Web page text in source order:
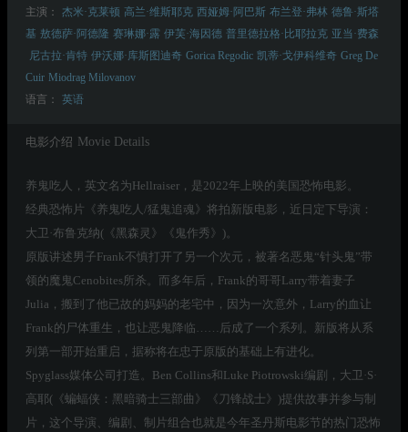
主演：
杰米·克莱顿 高兰·维斯耶克 西娅姆·阿巴斯 布兰登·弗林 德鲁·斯塔
基 敖德萨·阿德隆 赛琳娜·露 伊芙·海因德 普里德拉格·比耶拉克 亚当·费森
尼古拉·肯特 伊沃娜·库斯图迪奇 Gorica Regodic 凯蒂·戈伊科维奇 Greg De
Cuir Miodrag Milovanov
语言：
英语
电影介绍 Movie Details
养鬼吃人，英文名为Hellraiser，是2022年上映的美国恐怖电影。
经典恐怖片《养鬼吃人/猛鬼追魂》将拍新版电影，近日定下导演：
大卫·布鲁克纳(《黑森灵》《鬼作秀》)。
原版讲述男子Frank不慎打开了另一个次元，被著名恶鬼“针头鬼”带
领的魔鬼Cenobites所杀。而多年后，Frank的哥哥Larry带着妻子
Julia，搬到了他已故的妈妈的老宅中，因为一次意外，Larry的血让
Frank的尸体重生，也让恶鬼降临……后成了一个系列。新版将从系
列第一部开始重启，据称将在忠于原版的基础上有进化。
Spyglass媒体公司打造。Ben Collins和Luke Piotrowski编剧，大卫·S·
高耶(《蝙蝠侠：黑暗骑士三部曲》《刀锋战士》)提供故事并参与制
片，这个导演、编剧、制片组合也就是今年圣丹斯电影节的热门恐怖